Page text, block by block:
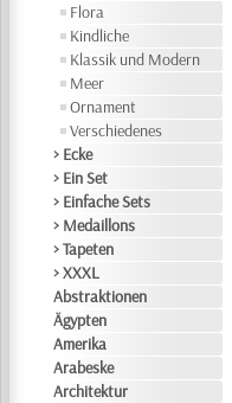
Flora
Kindliche
Klassik und Modern
Meer
Ornament
Verschiedenes
> Ecke
> Ein Set
> Einfache Sets
> Medaillons
> Tapeten
> XXXL
Abstraktionen
Ägypten
Amerika
Arabeske
Architektur